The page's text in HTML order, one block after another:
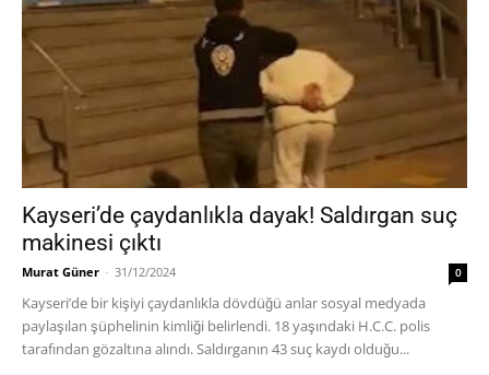
Kayseri’de çaydanlıkla dayak! Saldırgan suç
makinesi çıktı
Murat Güner - 31/12/2024 0
Kayseri’de bir kişiyi çaydanlıkla dövdüğü anlar sosyal medyada
paylaşılan şüphelinin kimliği belirlendi. 18 yaşındaki H.C.C. polis
tarafından gözaltına alındı. Saldırganın 43 suç kaydı olduğu...